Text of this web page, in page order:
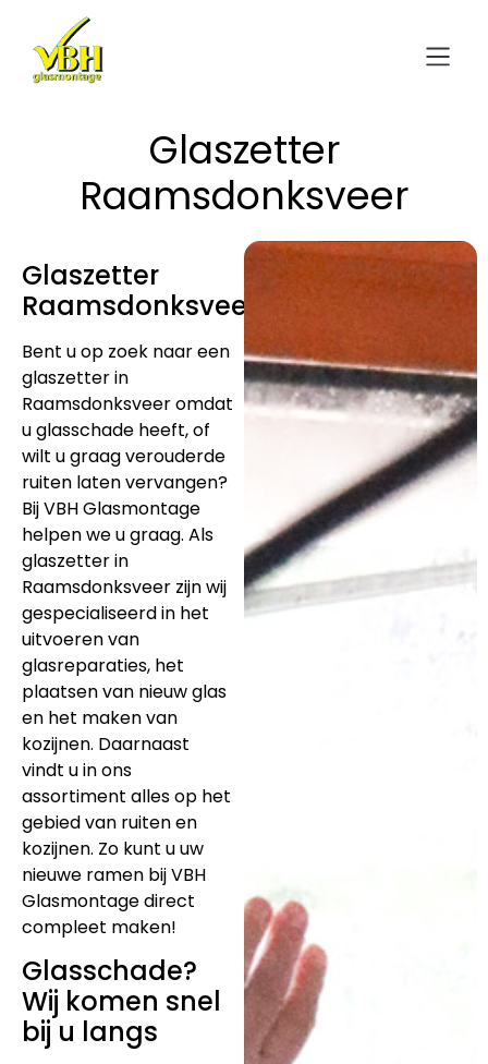
Glaszetter
Raamsdonksveer
Glaszetter
Raamsdonksveer
Bent u op zoek naar een
glaszetter in
Raamsdonksveer omdat
u glasschade heeft, of
wilt u graag verouderde
ruiten laten vervangen?
Bij VBH Glasmontage
helpen we u graag. Als
glaszetter in
Raamsdonksveer zijn wij
gespecialiseerd in het
uitvoeren van
glasreparaties, het
plaatsen van nieuw glas
en het maken van
kozijnen. Daarnaast
vindt u in ons
assortiment alles op het
gebied van ruiten en
kozijnen. Zo kunt u uw
nieuwe ramen bij VBH
Glasmontage direct
compleet maken!
Glasschade?
Wij komen snel
bij u langs